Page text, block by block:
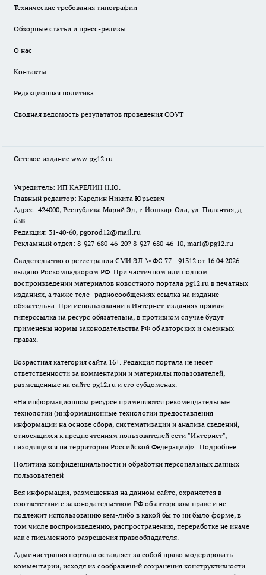
Технические требования типографии
Обзорные статьи и пресс-релизы
О нас
Контакты
Редакционная политика
Сводная ведомость результатов проведения СОУТ
Сетевое издание www.pg12.ru
Учредитель: ИП КАРЕЛИН Н.Ю.
Главный редактор: Карелин Никита Юрьевич
Адрес: 424000, Республика Марий Эл, г. Йошкар-Ола, ул. Палантая, д.
63В
Редакция: 31-40-60, pgorod12@mail.ru
Рекламный отдел: 8-927-680-46-20? 8-927-680-46-10, mari@pg12.ru
Свидетельство о регистрации СМИ ЭЛ № ФС 77 - 91312 от 16.04.2026
выдано Роскомнадзором РФ. При частичном или полном
воспроизведении материалов новостного портала pg12.ru в печатных
изданиях, а также теле- радиосообщениях ссылка на издание
обязательна. При использовании в Интернет-изданиях прямая
гиперссылка на ресурс обязательна, в противном случае будут
применены нормы законодательства РФ об авторских и смежных
правах.
Возрастная категория сайта 16+. Редакция портала не несет
ответственности за комментарии и материалы пользователей,
размещенные на сайте pg12.ru и его субдоменах.
«На информационном ресурсе применяются рекомендательные
технологии (информационные технологии предоставления
информации на основе сбора, систематизации и анализа сведений,
относящихся к предпочтениям пользователей сети "Интернет",
находящихся на территории Российской Федерации)». Подробнее
Политика конфиденциальности и обработки персональных данных
пользователей
Вся информация, размещенная на данном сайте, охраняется в
соответствии с законодательством РФ об авторском праве и не
подлежит использованию кем-либо в какой бы то ни было форме, в
том числе воспроизведению, распространению, переработке не иначе
как с письменного разрешения правообладателя.
Администрация портала оставляет за собой право модерировать
комментарии, исходя из соображений сохранения конструктивности